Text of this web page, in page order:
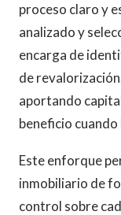
proceso claro y
analizado y
encarga de
de
aportando
beneficio
Este enforque
inmobiliario de
control sobre